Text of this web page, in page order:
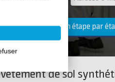
Demandez un plan étape par
de sol